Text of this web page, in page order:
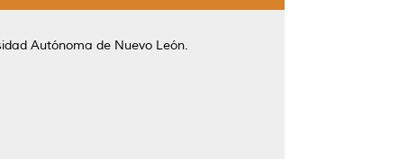
Autónoma de Nuevo León.